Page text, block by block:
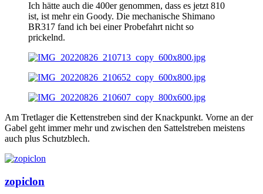
Ich hätte auch die 400er genommen, dass es jetzt 810
ist, ist mehr ein Goody. Die mechanische Shimano
BR317 fand ich bei einer Probefahrt nicht so
prickelnd.
Am Tretlager die Kettenstreben sind der Knackpunkt. Vorne an der
Gabel geht immer mehr und zwischen den Sattelstreben meistens
auch plus Schutzblech.
zopiclon